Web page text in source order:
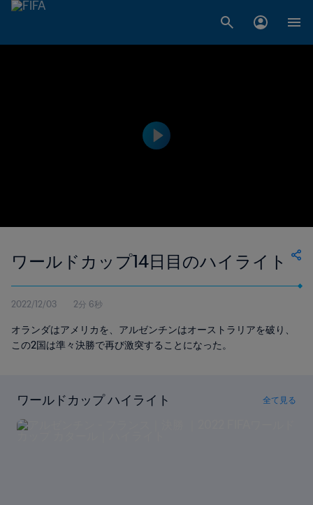
ワールドカップ14日目のハイライト
2022/12/03 2分 6秒
オランダはアメリカを、アルゼンチンはオーストラリアを破り、
この2国は準々決勝で再び激突することになった。
ワールドカップ ハイライト 全て見る